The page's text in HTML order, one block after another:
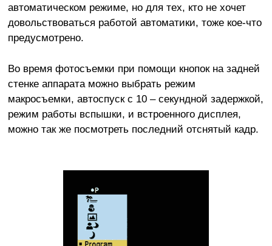
автоматическом режиме, но для тех, кто не хочет
довольствоваться работой автоматики, тоже кое-что
предусмотрено.
Во время фотосъемки при помощи кнопок на задней
стенке аппарата можно выбрать режим
макросъемки, автоспуск с 10 – секундной задержкой,
режим работы вспышки, и встроенного дисплея,
можно так же посмотреть последний отснятый кадр.